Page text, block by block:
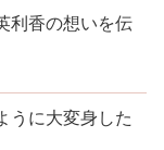
利香の想いを伝
うに大変身した